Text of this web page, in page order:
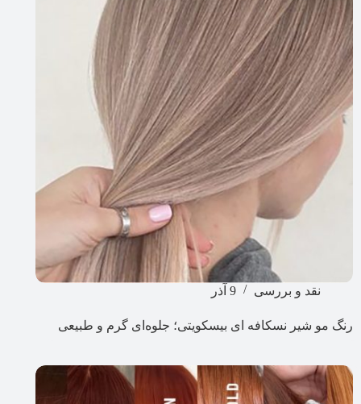
نقد و بررسی 9 آذر
رنگ مو شیر نسکافه ای بیسکویتی؛ جلوه‌ای گرم و طبیعی